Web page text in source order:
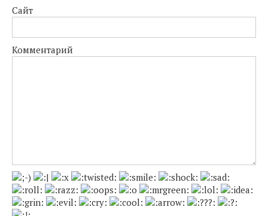
Сайт
Комментарий